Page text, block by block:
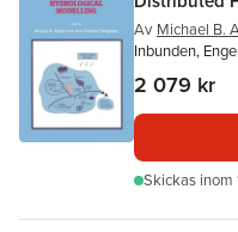
Av Michael B.
Inbunden,
2 079 kr
Skickas inom